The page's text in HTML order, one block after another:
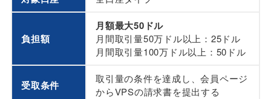
負担額
月額最大50ドル
月間取引量50万ドル以上：25ドル
月間取引量100万ドル以上：50ドル
受取条件
取引量の条件を達成し、会員ページ
からVPSの請求書を提出する